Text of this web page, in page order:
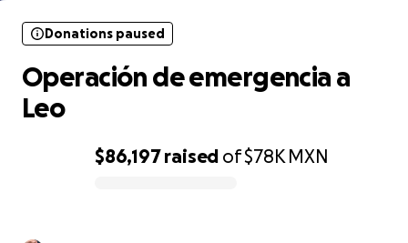
$86,197raised of$78K MXN
Donations paused
Operación de emergencia a
Leo